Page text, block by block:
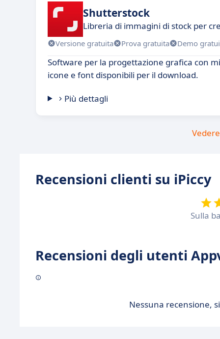
Shutterstock
Libreria di immagini di stock per
Versione gratuita Prova gratuita Demo
Software per la progettazione grafica con
icone e font disponibili per il download.
Più dettagli
Recensioni clienti su iPiccy
Sulla
Recensioni degli utenti
Nessuna recensione,